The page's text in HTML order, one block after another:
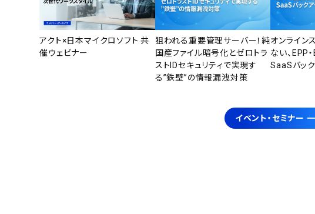
アクト×日本マイクロソフト 共
催ウェビナー
狙われる重要管理サーバー！純
国産ファイル暗号化とゼロトラ
ストIDセキュリティで実現す
る”鉄壁”の情報漏洩対策
オンライン
ない、EPP
SaaSバッ
イベント・セミナー